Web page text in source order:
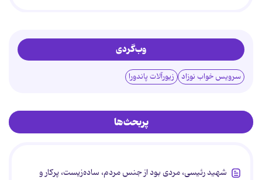
وب‌گردی
سرویس خواب نوزاد زیورآلات پاندورا
پربحث‌ها
شهید رئیسی، مردی بود از جنس مردم، ساده‌زیست، پرکار و